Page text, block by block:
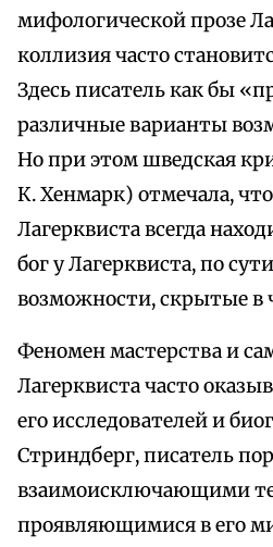
мифологической прозе
коллизия часто
Здесь писатель как бы
различные варианты
Но при этом шведская
К. Хенмарк) отмечала,
Лагерквиста всегда
бог у Лагерквиста, по
возможности, скрытые в
Феномен мастерства и
Лагерквиста часто
его исследователей и
Стриндберг, писатель
взаимоисключающими
проявляющимися в его